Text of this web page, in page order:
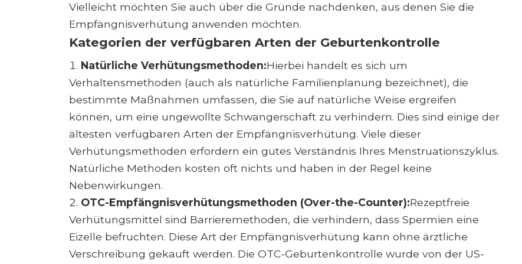
Vielleicht möchten Sie auch über die Gründe nachdenken, aus denen Sie die
Empfängnisverhütung anwenden möchten.
Kategorien der verfügbaren Arten der Geburtenkontrolle
Natürliche Verhütungsmethoden:Hierbei handelt es sich um
Verhaltensmethoden (auch als natürliche Familienplanung bezeichnet), die
bestimmte Maßnahmen umfassen, die Sie auf natürliche Weise ergreifen
können, um eine ungewollte Schwangerschaft zu verhindern. Dies sind einige der
ältesten verfügbaren Arten der Empfängnisverhütung. Viele dieser
Verhütungsmethoden erfordern ein gutes Verständnis Ihres Menstruationszyklus.
Natürliche Methoden kosten oft nichts und haben in der Regel keine
Nebenwirkungen.
OTC-Empfängnisverhütungsmethoden (Over-the-Counter):Rezeptfreie
Verhütungsmittel sind Barrieremethoden, die verhindern, dass Spermien eine
Eizelle befruchten. Diese Art der Empfängnisverhütung kann ohne ärztliche
Verschreibung gekauft werden. Die OTC-Geburtenkontrolle wurde von der US-